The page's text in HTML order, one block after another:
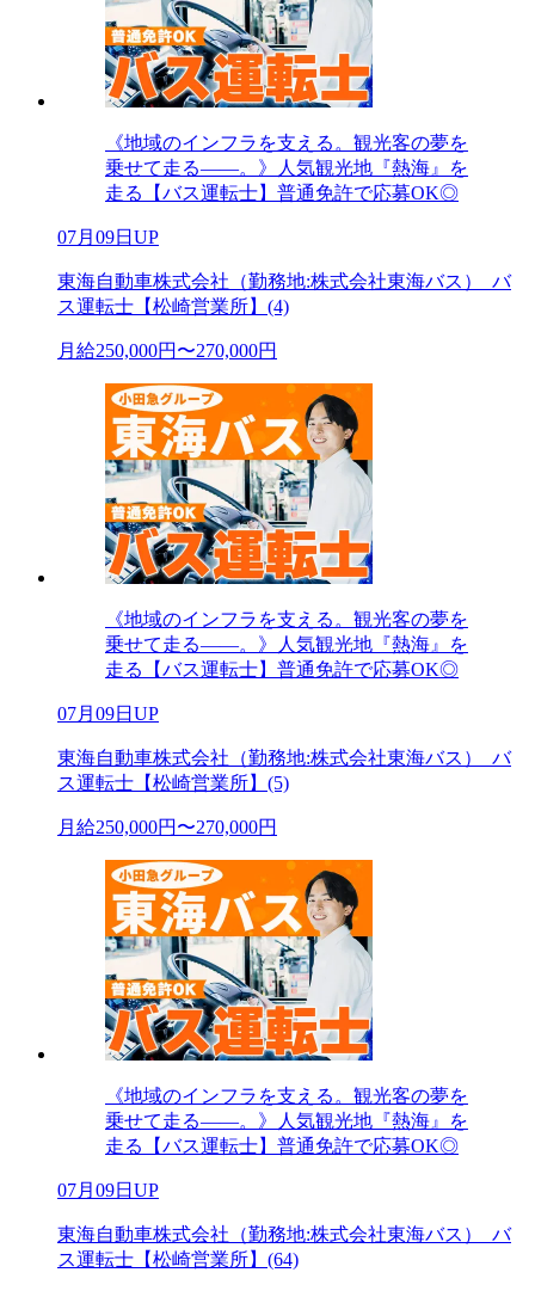
《地域のインフラを支える。観光客の夢を
乗せて走る――。》人気観光地『熱海』を
走る【バス運転士】普通免許で応募OK◎
07月09日UP
東海自動車株式会社（勤務地:株式会社東海バス）_バ
ス運転士【松崎営業所】(4)
月給250,000円〜270,000円
《地域のインフラを支える。観光客の夢を
乗せて走る――。》人気観光地『熱海』を
走る【バス運転士】普通免許で応募OK◎
07月09日UP
東海自動車株式会社（勤務地:株式会社東海バス）_バ
ス運転士【松崎営業所】(5)
月給250,000円〜270,000円
《地域のインフラを支える。観光客の夢を
乗せて走る――。》人気観光地『熱海』を
走る【バス運転士】普通免許で応募OK◎
07月09日UP
東海自動車株式会社（勤務地:株式会社東海バス）_バ
ス運転士【松崎営業所】(64)